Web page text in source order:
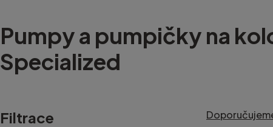
Pumpy a pumpičky na
Specialized
Filtrace